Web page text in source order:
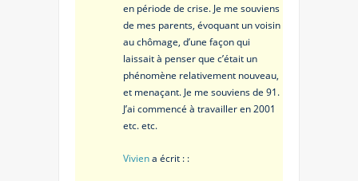
en période de crise. Je me souviens
de mes parents, évoquant un voisin
au chômage, d’une façon qui
laissait à penser que c’était un
phénomène relativement nouveau,
et menaçant. Je me souviens de 91.
J’ai commencé à travailler en 2001
etc. etc.
Viviena écrit : :